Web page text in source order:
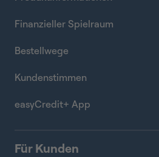
Finanzieller Spielraum
Bestellwege
Kundenstimmen
easyCredit+ App
Für Kunden